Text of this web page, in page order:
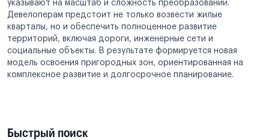
указывают на масштаб и сложность преобразований.
Девелоперам предстоит не только возвести жилые
кварталы, но и обеспечить полноценное развитие
территорий, включая дороги, инженерные сети и
социальные объекты. В результате формируется новая
модель освоения пригородных зон, ориентированная на
комплексное развитие и долгосрочное планирование.
Быстрый поиск